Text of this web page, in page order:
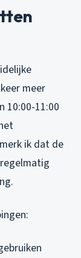
meer
10:00-11:00
ik dat de